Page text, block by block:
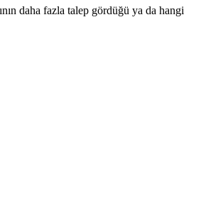
daha fazla talep gördüğü ya da hangi